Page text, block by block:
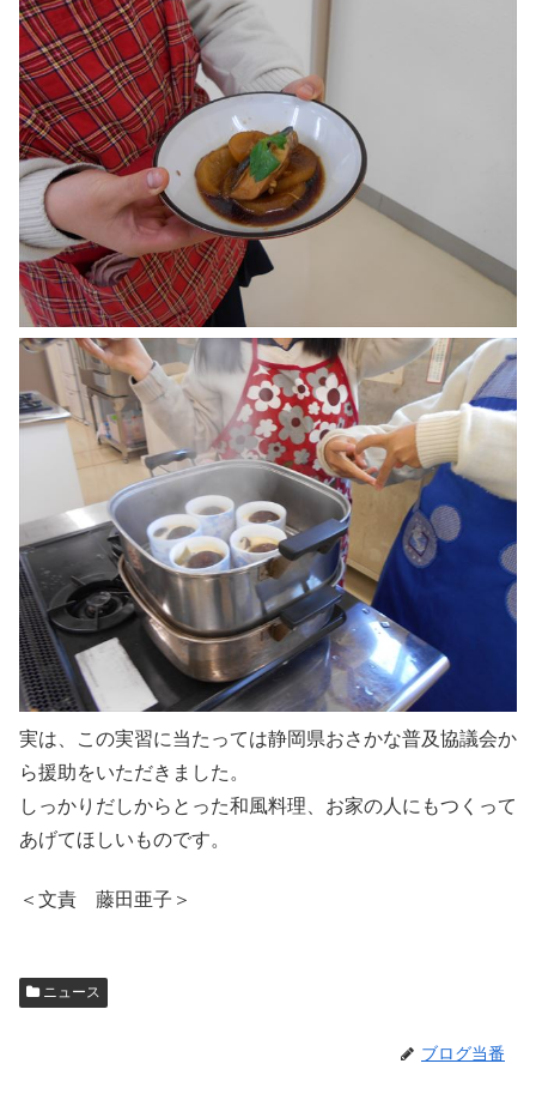
実は、この実習に当たっては静岡県おさかな普及協議会か
ら援助をいただきました。
しっかりだしからとった和風料理、お家の人にもつくって
あげてほしいものです。
＜文責 藤田亜子＞
ニュース
ブログ当番